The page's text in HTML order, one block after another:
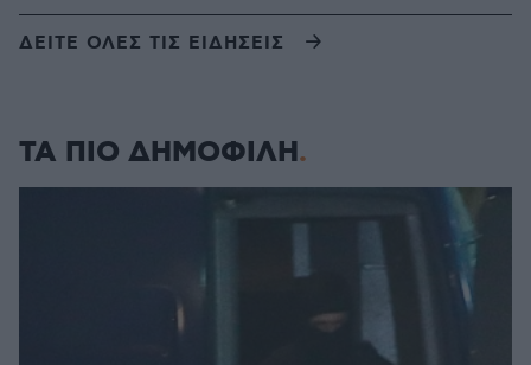
ΔΕΙΤΕ ΟΛΕΣ ΤΙΣ ΕΙΔΗΣΕΙΣ
ΤΑ ΠΙΟ ΔΗΜΟΦΙΛΗ